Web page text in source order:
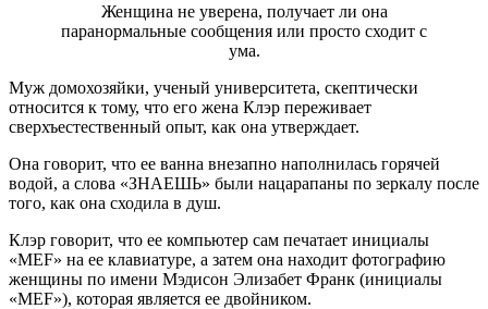
Женщина не уверена, получает ли она
паранормальные сообщения или просто сходит с
ума.
Муж домохозяйки, ученый университета, скептически
относится к тому, что его жена Клэр переживает
сверхъестественный опыт, как она утверждает.
Она говорит, что ее ванна внезапно наполнилась горячей
водой, а слова «ЗНАЕШЬ» были нацарапаны по зеркалу после
того, как она сходила в душ.
Клэр говорит, что ее компьютер сам печатает инициалы
«MEF» на ее клавиатуре, а затем она находит фотографию
женщины по имени Мэдисон Элизабет Франк (инициалы
«MEF»), которая является ее двойником.